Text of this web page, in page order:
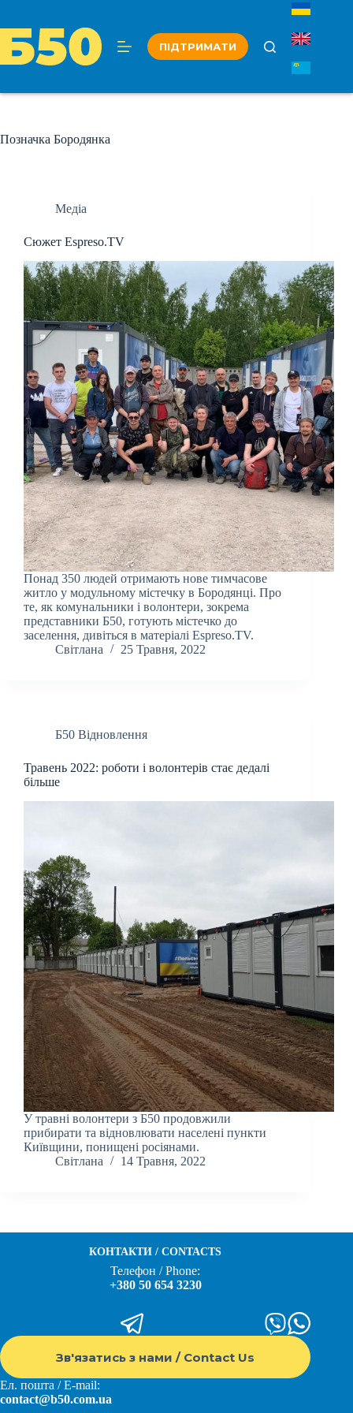
вмісту
ПІДТРИМАТИ
Позначка Бородянка
Медіа
Сюжет Espreso.TV
Понад 350 людей отримають нове тимчасове
житло у модульному містечку в Бородянці. Про
те, як комунальники і волонтери, зокрема
представники Б50, готують містечко до
заселення, дивіться в матеріалі Espreso.TV.
Світлана
25 Травня, 2022
Б50 Відновлення
Травень 2022: роботи і волонтерів стає дедалі
більше
У травні волонтери з Б50 продовжили
прибирати та відновлювати населені пункти
Київщини, понищені росіянами.
Світлана
14 Травня, 2022
КОНТАКТИ / CONTACTS
Телефон / Phone:
+380 50 654 3230
Зв'язатись з нами / Contact Us
Ел. пошта / E-mail:
contact@b50.com.ua